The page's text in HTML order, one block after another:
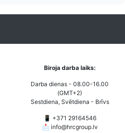
Biroja darba laiks:
Darba dienas - 08.00-16.00
(GMT+2)
Sestdiena, Svētdiena - Brīvs
📱 +371 29164546
📩 info@hrcgroup.lv